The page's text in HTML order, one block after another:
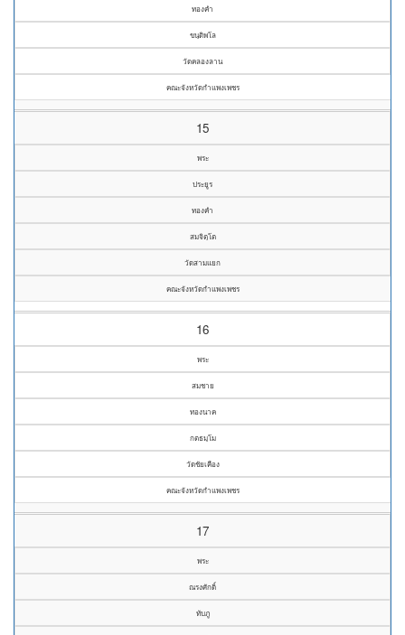
ทองคำ
ขนฺติพโล
วัดคลองลาน
คณะจังหวัดกำแพงเพชร
15
พระ
ประยูร
ทองคำ
สมจิตฺโต
วัดสามแยก
คณะจังหวัดกำแพงเพชร
16
พระ
สมชาย
ทองนาค
กตธมฺโม
วัดชัยเคือง
คณะจังหวัดกำแพงเพชร
17
พระ
ณรงศักดิ์
ทับภู